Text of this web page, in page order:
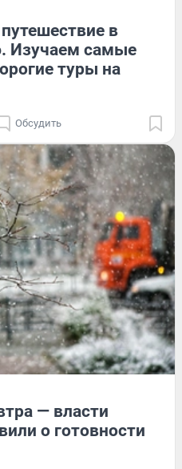
в
Изучаем самые
туры на
Обсудить
— власти
о готовности